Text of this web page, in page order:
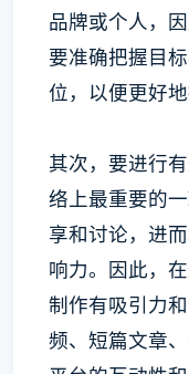
品牌或个人，
要准确把握目
位，以便更好地
其次，要进行
络上最重要的
享和讨论，进
响力。因此，
制作有吸引力
频、短篇文章